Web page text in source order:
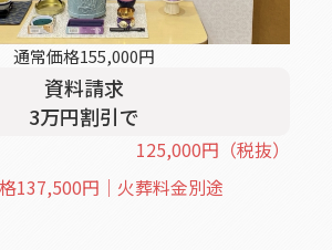
通常価格155,000円
資料請求
3万円割引で
125,000円 （税抜）
137,500円｜火葬料金別途